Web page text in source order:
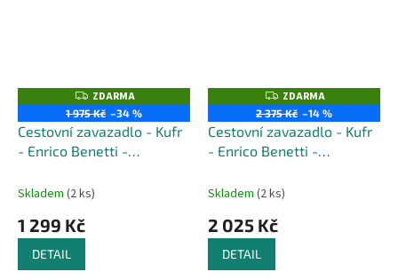
Z
D
A
R
A
ZDARMA
1 975 Kč –34 %
Cestovní zavazadlo - Kufr
- Enrico Benetti -
Objem 64 Litrů
Skladem (2 ks)
1 299 Kč
DETAIL
Z
D
A
R
A
ZDARMA
2 375 Kč –14 %
Cestovní zavazadlo - Kufr
- Enrico Benetti -
Objem 97 Litrů
Skladem (2 ks)
2 025 Kč
DETAIL